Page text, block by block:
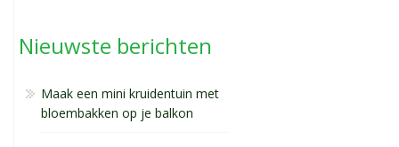
Nieuwste berichten
Maak een mini kruidentuin met
bloembakken op je balkon